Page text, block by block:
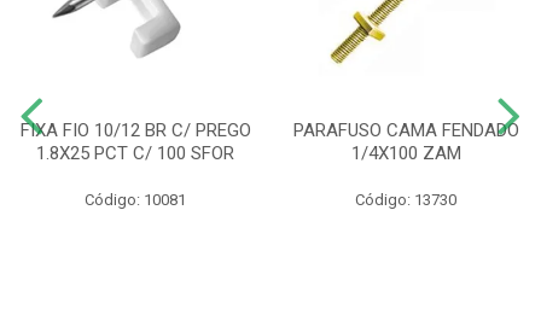
FIXA FIO 10/12 BR C/ PREGO
1.8X25 PCT C/ 100 SFOR
Código: 10081
PARAFUSO CAMA FENDADO
1/4X100 ZAM
Código: 13730